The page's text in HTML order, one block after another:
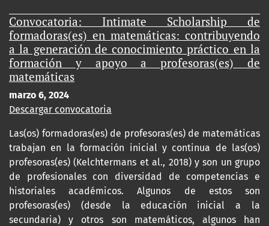
Convocatoria: Intimate Scholarship de
formadoras(es) en matemáticas: contribuyendo
a la generación de conocimiento práctico en la
formación y apoyo a profesoras(es) de
matemáticas
marzo 6, 2024
Descargar convocatoria
Las(os) formadoras(es) de profesoras(es) de matemáticas
trabajan en la formación inicial y continua de las(os)
profesoras(es) (Kelchtermans et al., 2018) y son un grupo
de profesionales con diversidad de competencias e
historiales académicos. Algunos de estos son
profesoras(es) (desde la educación inicial a la
secundaria) y otros son matemáticos, algunos han